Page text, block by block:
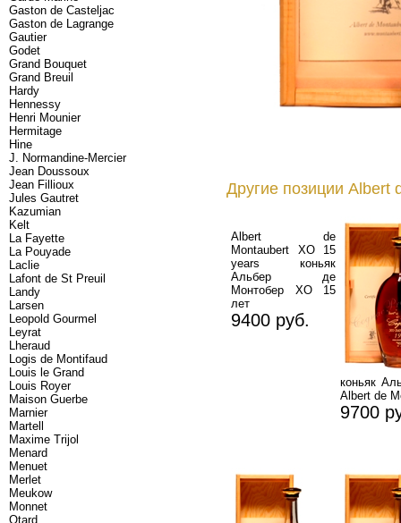
Gaston de Casteljac
Gaston de Lagrange
Gautier
Godet
Grand Bouquet
Grand Breuil
Hardy
Hennessy
Henri Mounier
Hermitage
Hine
J. Normandine-Mercier
Jean Doussoux
Jean Fillioux
Jules Gautret
Kazumian
Kelt
La Fayette
La Pouyade
Laclie
Lafont de St Preuil
Landy
Larsen
Leopold Gourmel
Leyrat
Lheraud
Logis de Montifaud
Louis le Grand
Louis Royer
Maison Guerbe
Marnier
Martell
Maxime Trijol
Menard
Menuet
Merlet
Meukow
Monnet
Otard
Другие позиции Albert
Albert de
Montaubert XO 15
years коньяк
Альбер де
Монтобер ХО 15
лет
9400 руб.
коньяк
Albert de
9700